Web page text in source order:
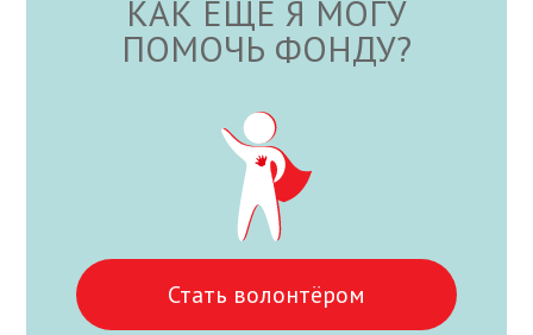
КАК ЕЩЕ Я МОГУ
ПОМОЧЬ ФОНДУ?
Стать волонтёром